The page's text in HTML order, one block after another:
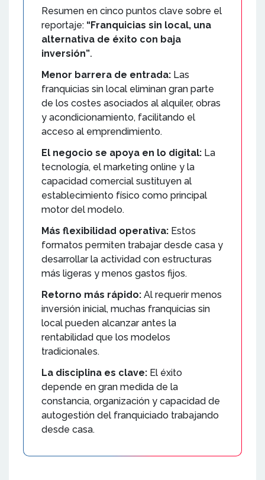
Resumen en cinco puntos clave sobre el
reportaje: “Franquicias sin local, una
alternativa de éxito con baja
inversión”.
Menor barrera de entrada: Las
franquicias sin local eliminan gran parte
de los costes asociados al alquiler, obras
y acondicionamiento, facilitando el
acceso al emprendimiento.
El negocio se apoya en lo digital: La
tecnología, el marketing online y la
capacidad comercial sustituyen al
establecimiento físico como principal
motor del modelo.
Más flexibilidad operativa: Estos
formatos permiten trabajar desde casa y
desarrollar la actividad con estructuras
más ligeras y menos gastos fijos.
Retorno más rápido: Al requerir menos
inversión inicial, muchas franquicias sin
local pueden alcanzar antes la
rentabilidad que los modelos
tradicionales.
La disciplina es clave: El éxito
depende en gran medida de la
constancia, organización y capacidad de
autogestión del franquiciado trabajando
desde casa.